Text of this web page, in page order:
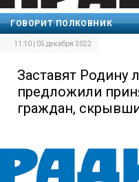
ГОВОРИТ ПОЛКОВНИК
11:10 | 05 декабря 2022
Заставят Родину
предложили
граждан,